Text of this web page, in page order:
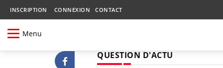
INSCRIPTION CONNEXION CONTACT
Menu
QUESTION D'ACTU